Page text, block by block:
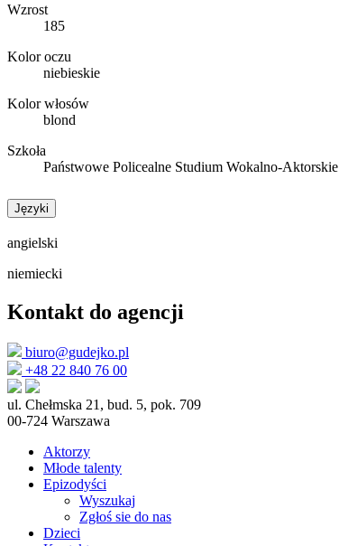
Wzrost
185
Kolor oczu
niebieskie
Kolor włosów
blond
Szkoła
Państwowe Policealne Studium Wokalno-
Języki
angielski
niemiecki
Kontakt do agencji
biuro@gudejko.pl
+48 22 840 76 00
ul. Chełmska 21, bud. 5, pok. 709
00-724 Warszawa
Aktorzy
Młode talenty
Epizodyści
Wyszukaj
Zgłoś sie do nas
Dzieci